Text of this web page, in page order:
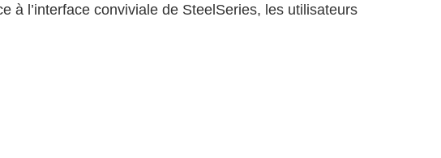
à l’interface conviviale de SteelSeries, les utilisateurs